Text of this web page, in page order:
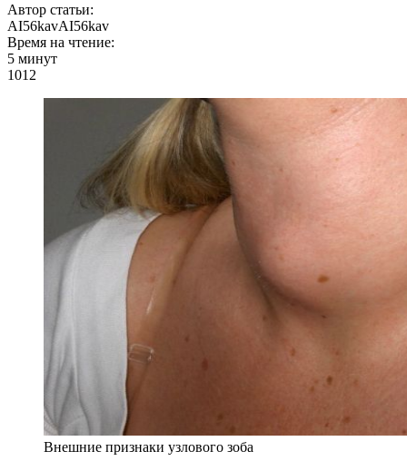
Автор статьи:
AI56kavAI56kav
Время на чтение:
5 минут
1012
Внешние признаки узлового зоба